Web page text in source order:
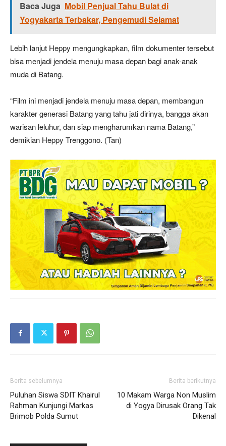
Baca Juga Mobil Penjual Tahu Bulat di
Yogyakarta Terbakar, Pengemudi Selamat
Lebih lanjut Heppy mengungkapkan, film dokumenter tersebut
bisa menjadi jendela menuju masa depan bagi anak-anak
muda di Batang.
“Film ini menjadi jendela menuju masa depan, membangun
karakter generasi Batang yang tahu jati dirinya, bangga akan
warisan leluhur, dan siap mengharumkan nama Batang,”
demikian Heppy Trenggono. (Tan)
Berita sebelumnya
Puluhan Siswa SDIT Khairul
Rahman Kunjungi Markas
Brimob Polda Sumut
Berita berikutnya
10 Makam Warga Non Muslim
di Yogya Dirusak Orang Tak
Dikenal